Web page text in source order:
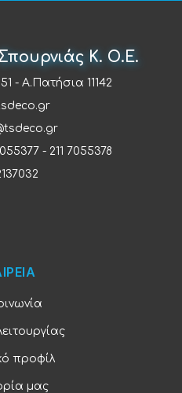
Κ. Ο.Ε.
- Α.Πατήσια 11142
- 211 7055378
προφίλ
μας